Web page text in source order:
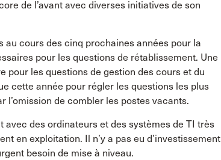
de l’avant avec diverses initiatives de son
au cours des cinq prochaines années pour la
pour les questions de rétablissement. Une
pour les questions de gestion des cours et du
cette année pour régler les questions les plus
de combler les postes vacants.
avec des ordinateurs et des systèmes de TI très
en exploitation. Il n’y a pas eu d’investissement
besoin de mise à niveau.